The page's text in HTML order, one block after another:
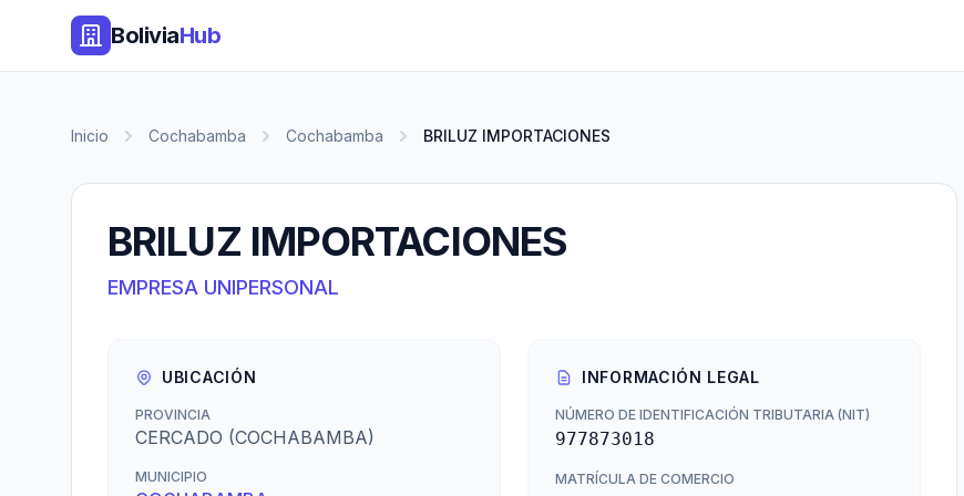
BoliviaHub
Inicio Cochabamba Cochabamba BRILUZ IMPORTACIONES
BRILUZ IMPORTACIONES
EMPRESA UNIPERSONAL
UBICACIÓN
PROVINCIA
CERCADO (COCHABAMBA)
MUNICIPIO
INFORMACIÓN LEGAL
NÚMERO DE IDENTIFICACIÓN TRIBUTARIA (NIT)
977873018
MATRÍCULA DE COMERCIO